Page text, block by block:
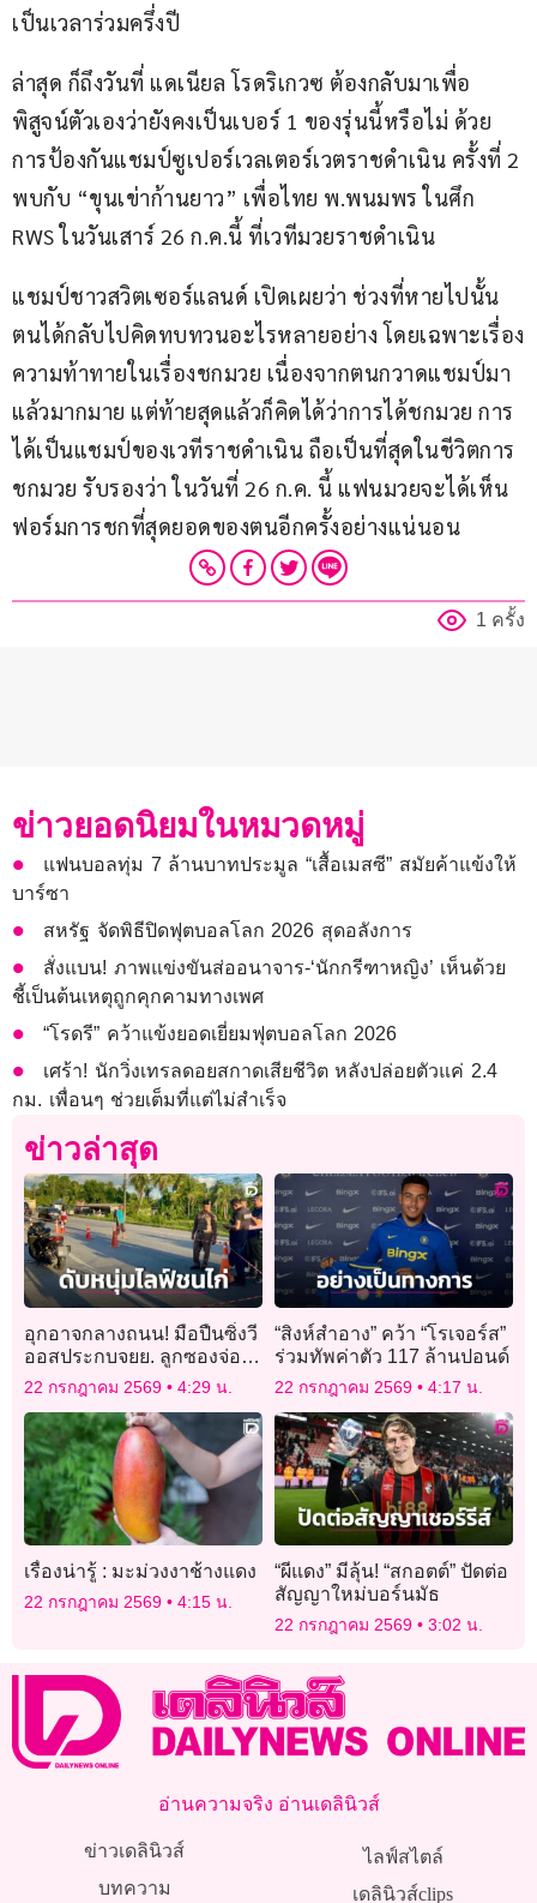
เป็นเวลาร่วมครึ่งปี
ล่าสุด ก็ถึงวันที่ แดเนียล โรดริเกวซ ต้องกลับมาเพื่อ
พิสูจน์ตัวเองว่ายังคงเป็นเบอร์ 1 ของรุ่นนี้หรือไม่ ด้วย
การป้องกันแชมป์ซูเปอร์เวลเตอร์เวตราชดำเนิน ครั้งที่ 2
พบกับ “ขุนเข่าก้านยาว” เพื่อไทย พ.พนมพร ในศึก
RWS ในวันเสาร์ 26 ก.ค.นี้ ที่เวทีมวยราชดำเนิน
แชมป์ชาวสวิตเซอร์แลนด์ เปิดเผยว่า ช่วงที่หายไปนั้น
ตนได้กลับไปคิดทบทวนอะไรหลายอย่าง โดยเฉพาะเรื่อง
ความท้าทายในเรื่องชกมวย เนื่องจากตนกวาดแชมป์มา
แล้วมากมาย แต่ท้ายสุดแล้วก็คิดได้ว่าการได้ชกมวย การ
ได้เป็นแชมป์ของเวทีราชดำเนิน ถือเป็นที่สุดในชีวิตการ
ชกมวย รับรองว่า ในวันที่ 26 ก.ค. นี้ แฟนมวยจะได้เห็น
ฟอร์มการชกที่สุดยอดของตนอีกครั้งอย่างแน่นอน
1 ครั้ง
ข่าวยอดนิยมในหมวดหมู่
แฟนบอลทุ่ม 7 ล้านบาทประมูล “เสื้อเมสซี” สมัยค้าแข้งให้
บาร์ซา
สหรัฐ จัดพิธีปิดฟุตบอลโลก 2026 สุดอลังการ
สั่งแบน! ภาพแข่งขันส่ออนาจาร-‘นักกรีฑาหญิง’ เห็นด้วย
ชี้เป็นต้นเหตุถูกคุกคามทางเพศ
“โรดรี” คว้าแข้งยอดเยี่ยมฟุตบอลโลก 2026
เศร้า! นักวิ่งเทรลดอยสกาดเสียชีวิต หลังปล่อยตัวแค่ 2.4
กม. เพื่อนๆ ช่วยเต็มที่แต่ไม่สำเร็จ
ข่าวล่าสุด
อุกอาจกลางถนน! มือปืนซิ่งวี
ออสประกบจยย. ลูกซองจ่อยิง
หนุ่มไลฟ์ชนไก่
22 กรกฎาคม 2569 4:29 น.
“สิงห์สำอาง” คว้า “โรเจอร์ส”
ร่วมทัพค่าตัว 117 ล้านปอนด์
22 กรกฎาคม 2569 4:17 น.
เรื่องน่ารู้ : มะม่วงงาช้างแดง
22 กรกฎาคม 2569 4:15 น.
“ผีแดง” มีลุ้น! “สกอตต์” ปัดต่อ
สัญญาใหม่บอร์นมัธ
22 กรกฎาคม 2569 3:02 น.
อ่านความจริง อ่านเดลินิวส์
ข่าวเดลินิวส์
บทความ
ไลฟ์สไตล์
เดลินิวส์clips